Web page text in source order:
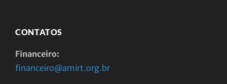
CONTATOS
Financeiro:
financeiro@amirt.org.br